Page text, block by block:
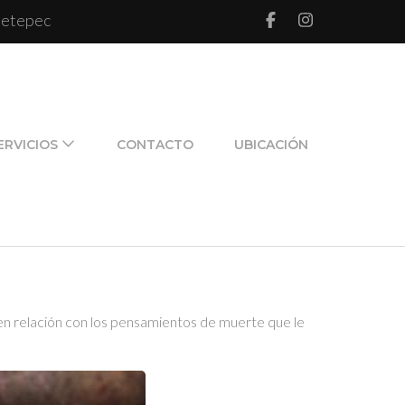
CONTACTO UBICACIÓN
relación con los pensamientos de muerte que le